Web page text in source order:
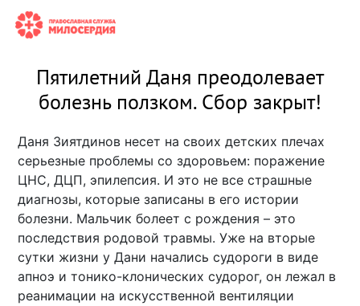
Пятилетний Даня преодолевает
болезнь ползком. Сбор закрыт!
Даня Зиятдинов несет на своих детских плечах
серьезные проблемы со здоровьем: поражение
ЦНС, ДЦП, эпилепсия. И это не все страшные
диагнозы, которые записаны в его истории
болезни. Мальчик болеет с рождения – это
последствия родовой травмы. Уже на вторые
сутки жизни у Дани начались судороги в виде
апноэ и тонико-клонических судорог, он лежал в
реанимации на искусственной вентиляции